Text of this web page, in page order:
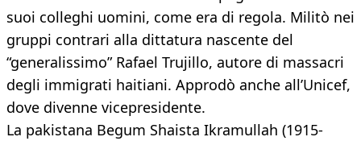
suoi colleghi uomini, come era di regola. Militò nei
gruppi contrari alla dittatura nascente del
“generalissimo” Rafael Trujillo, autore di massacri
degli immigrati haitiani. Approdò anche all’Unicef,
dove divenne vicepresidente.
La pakistana Begum Shaista Ikramullah (1915-